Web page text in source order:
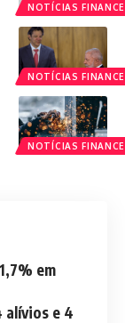
NOTÍCIAS
NOTÍCIAS
NOTÍCIAS
em
alívios e 4